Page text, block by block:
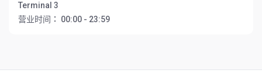
Terminal 3
营业时间：
00:00 - 23:59